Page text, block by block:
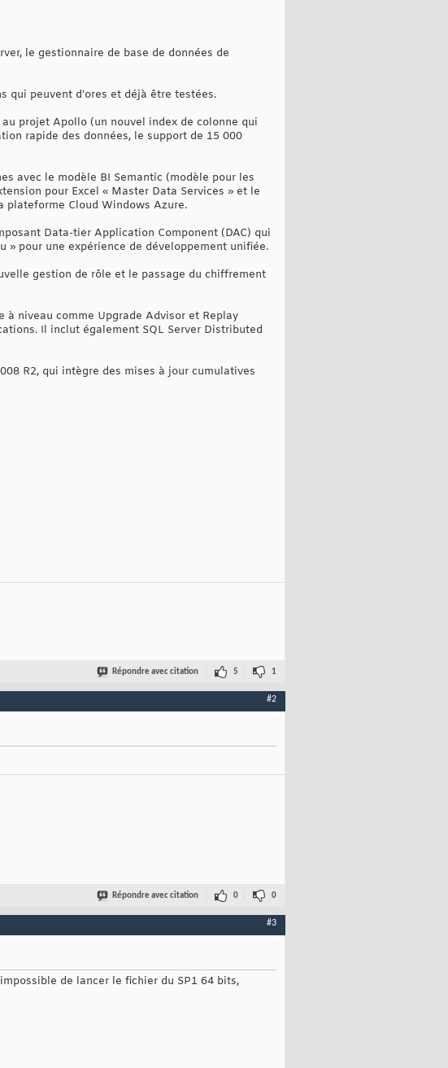
le gestionnaire de base de données de
qui peuvent d'ores et déjà être testées.
projet Apollo (un nouvel index de colonne qui
rapide des données, le support de 15 000
avec le modèle BI Semantic (modèle pour les
pour Excel « Master Data Services » et le
plateforme Cloud Windows Azure.
Data-tier Application Component (DAC) qui
» pour une expérience de développement unifiée.
gestion de rôle et le passage du chiffrement
à niveau comme Upgrade Advisor et Replay
Il inclut également SQL Server Distributed
R2, qui intègre des mises à jour cumulatives
Répondre avec citation 5 1
#2
Répondre avec citation 0 0
#3
de lancer le fichier du SP1 64 bits,